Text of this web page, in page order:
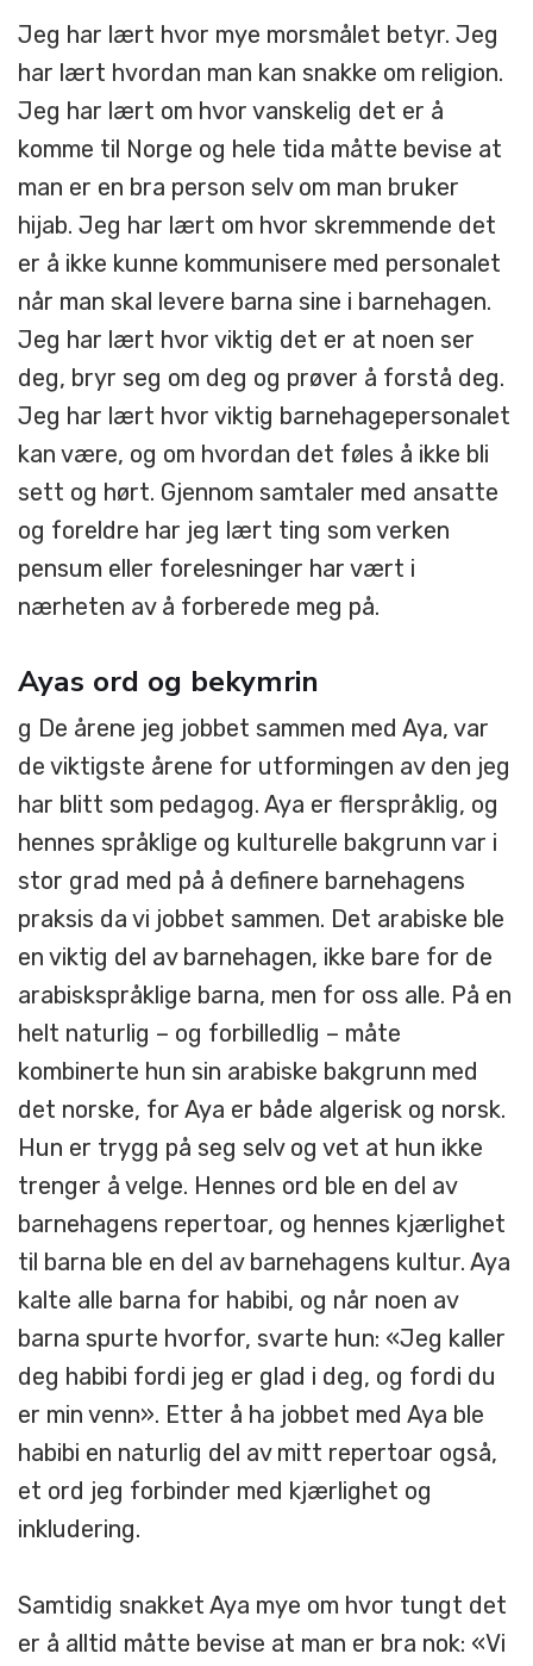
Jeg har lært hvor mye morsmålet betyr. Jeg
har lært hvordan man kan snakke om religion.
Jeg har lært om hvor vanskelig det er å
komme til Norge og hele tida måtte bevise at
man er en bra person selv om man bruker
hijab. Jeg har lært om hvor skremmende det
er å ikke kunne kommunisere med personalet
når man skal levere barna sine i barnehagen.
Jeg har lært hvor viktig det er at noen ser
deg, bryr seg om deg og prøver å forstå deg.
Jeg har lært hvor viktig barnehagepersonalet
kan være, og om hvordan det føles å ikke bli
sett og hørt. Gjennom samtaler med ansatte
og foreldre har jeg lært ting som verken
pensum eller forelesninger har vært i
nærheten av å forberede meg på.
Ayas ord og bekymrin
g De årene jeg jobbet sammen med Aya, var
de viktigste årene for utformingen av den jeg
har blitt som pedagog. Aya er flerspråklig, og
hennes språklige og kulturelle bakgrunn var i
stor grad med på å definere barnehagens
praksis da vi jobbet sammen. Det arabiske ble
en viktig del av barnehagen, ikke bare for de
arabiskspråklige barna, men for oss alle. På en
helt naturlig – og forbilledlig – måte
kombinerte hun sin arabiske bakgrunn med
det norske, for Aya er både algerisk og norsk.
Hun er trygg på seg selv og vet at hun ikke
trenger å velge. Hennes ord ble en del av
barnehagens repertoar, og hennes kjærlighet
til barna ble en del av barnehagens kultur. Aya
kalte alle barna for habibi, og når noen av
barna spurte hvorfor, svarte hun: «Jeg kaller
deg habibi fordi jeg er glad i deg, og fordi du
er min venn». Etter å ha jobbet med Aya ble
habibi en naturlig del av mitt repertoar også,
et ord jeg forbinder med kjærlighet og
inkludering.
Samtidig snakket Aya mye om hvor tungt det
er å alltid måtte bevise at man er bra nok: «Vi